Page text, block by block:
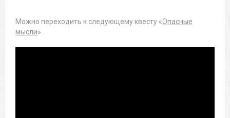
Можно переходить к следующему квесту «Опасные
мысли».